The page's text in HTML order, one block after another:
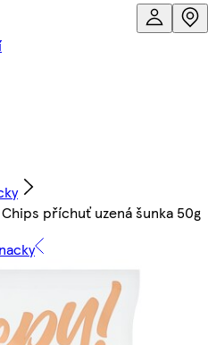
příchuť uzená šunka 50g